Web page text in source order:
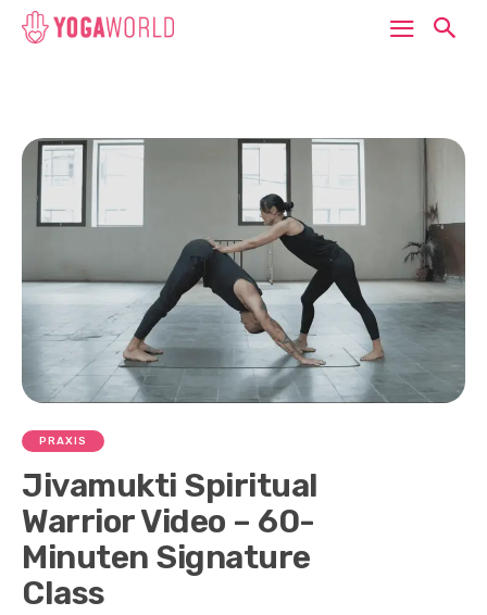
PRAXIS
Jivamukti Spiritual
Warrior Video – 60-
Minuten Signature
Class